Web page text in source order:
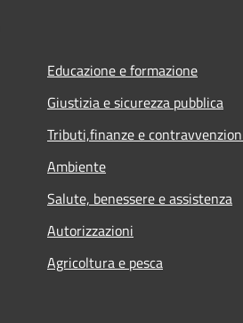
Educazione e formazione
Giustizia e sicurezza pubblica
Tributi,finanze e
Ambiente
Salute, benessere e assistenza
Autorizzazioni
Agricoltura e pesca